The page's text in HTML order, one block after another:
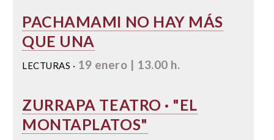
PACHAMAMI NO HAY MÁS
QUE UNA
LECTURAS · 19 enero | 13.00 h.
ZURRAPA TEATRO · "EL
MONTAPLATOS"